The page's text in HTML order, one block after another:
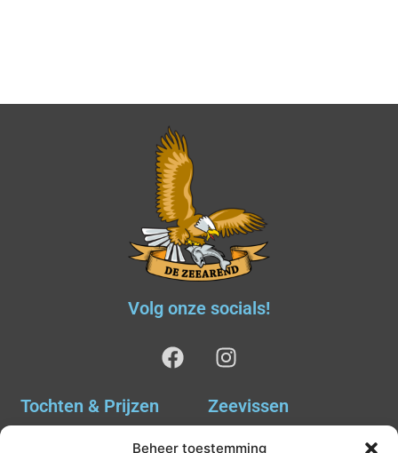
Beheer toestemming
Volg onze socials!
Tochten & Prijzen Zeevissen
Tochten & Prijzen